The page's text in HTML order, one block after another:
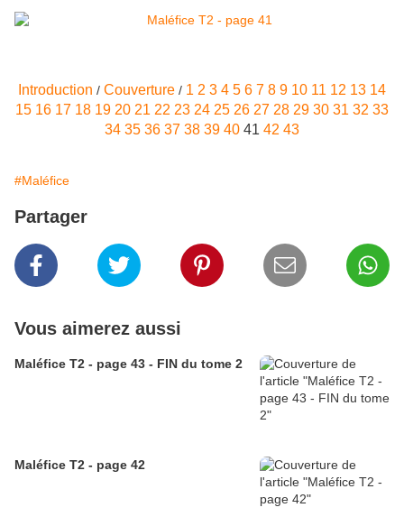
Introduction / Couverture / 1 2 3 4 5 6 7 8 9 10 11 12 13 14
15 16 17 18 19 20 21 22 23 24 25 26 27 28 29 30 31 32 33
34 35 36 37 38 39 40 41 42 43
#Maléfice
Partager
Vous aimerez aussi
Maléfice T2 - page 43 - FIN du tome 2
Maléfice T2 - page 42